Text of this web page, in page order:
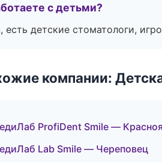
с детьми?
есть детские стоматологи,
компании:
ProfiDent Smile —
Lab Smile — Череповец